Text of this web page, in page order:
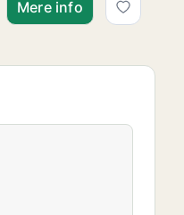
til salg på 1900
Mere info